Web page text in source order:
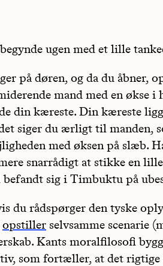
ugen med et lille
på døren, og da du åbner,
mand med en økse i
din kæreste. Din kæreste
siger du ærligt til manden,
med øksen på slæb.
snarrådigt at stikke en
befandt sig i Timbuktu på
du rådspørger den tyske
opstillerselvsamme scenarie
Kants moralfilosofi
som fortæller, at det rigtige